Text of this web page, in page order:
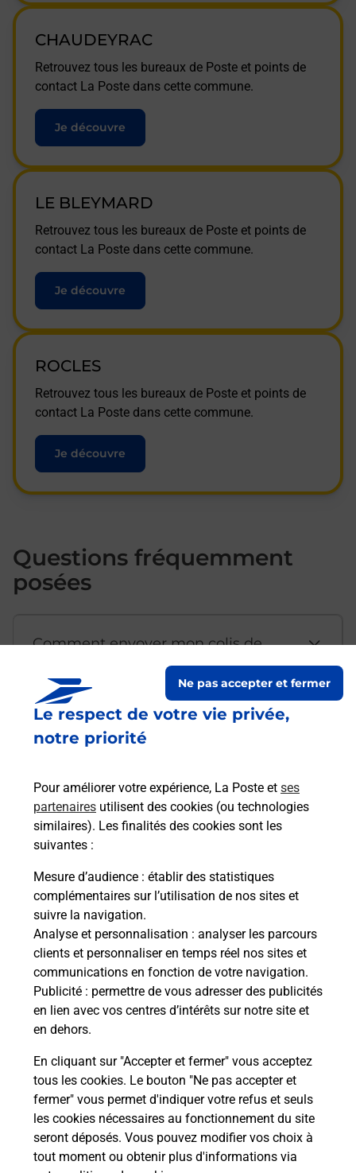
Le respect de votre vie privée,
notre priorité
Pour améliorer votre expérience, La Poste et ses
partenaires utilisent des cookies (ou technologies
similaires). Les finalités des cookies sont les
suivantes :
Mesure d’audience : établir des statistiques
complémentaires sur l’utilisation de nos sites et
suivre la navigation.
Analyse et personnalisation : analyser les parcours
clients et personnaliser en temps réel nos sites et
communications en fonction de votre navigation.
Publicité : permettre de vous adresser des publicités
en lien avec vos centres d’intérêts sur notre site et
en dehors.
En cliquant sur "Accepter et fermer" vous acceptez
tous les cookies. Le bouton "Ne pas accepter et
fermer" vous permet d'indiquer votre refus et seuls
les cookies nécessaires au fonctionnement du site
seront déposés. Vous pouvez modifier vos choix à
tout moment ou obtenir plus d'informations via
Ne pas accepter et fermer
CHAUDEYRAC
Retrouvez tous les bureaux de Poste et points de
contact La Poste dans cette commune.
Je découvre
LE BLEYMARD
Retrouvez tous les bureaux de Poste et points de
contact La Poste dans cette commune.
Je découvre
ROCLES
Retrouvez tous les bureaux de Poste et points de
contact La Poste dans cette commune.
Je découvre
Questions fréquemment
posées
Comment envoyer mon colis de
Est-il possible d’acheter un
emballage directement depuis un
Comment demander une
modification de livraison ?
Comment La Poste participe-t-elle
à votre sécurité au quotidien ?
Puis-je passer mon code de la route
avec La Poste et sous quelles
conditions ?
Localiser Liste Lozère MONTBEL